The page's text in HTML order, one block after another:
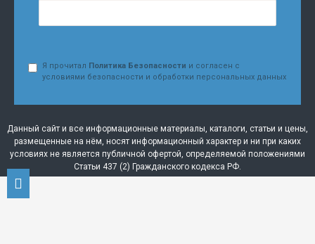
Я прочитал Политика Безопасности и согласен с
условиями безопасности и обработки персональных данных
Данный сайт и все информационные материалы, каталоги, статьи и цены,
размещенные на нём, носят информационный характер и ни при каких
условиях не является публичной офертой, определяемой положениями
Статьи 437 (2) Гражданского кодекса РФ.